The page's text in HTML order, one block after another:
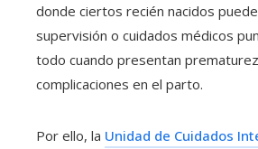
donde ciertos recién nacidos
supervisión o cuidados médicos
todo cuando presentan
complicaciones en el parto.
Por ello, la Unidad de Cuidados